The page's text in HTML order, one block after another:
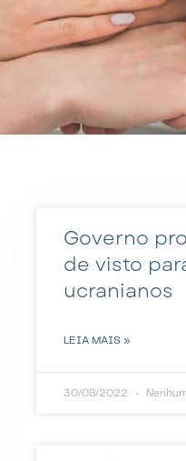
Governo
de visto
ucranianos
LEIA MAIS »
30/08/2022